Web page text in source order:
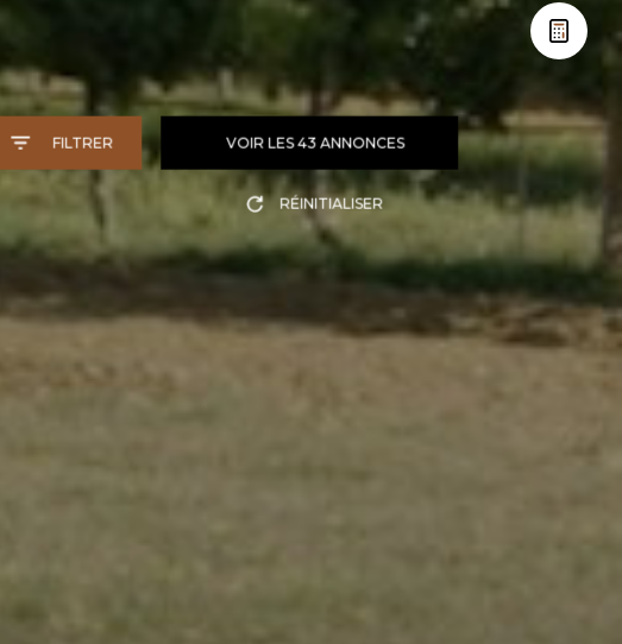
FILTRER VOIR LES43 ANNONCES
RÉINITIALISER